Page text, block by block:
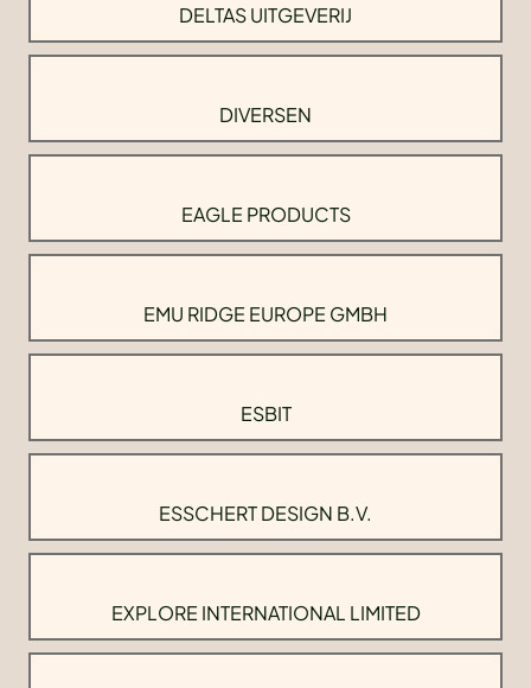
DELTAS UITGEVERIJ
DIVERSEN
EAGLE PRODUCTS
EMU RIDGE EUROPE GMBH
ESBIT
ESSCHERT DESIGN B.V.
EXPLORE INTERNATIONAL LIMITED